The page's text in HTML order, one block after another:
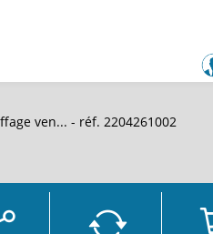
ven... - réf. 2204261002